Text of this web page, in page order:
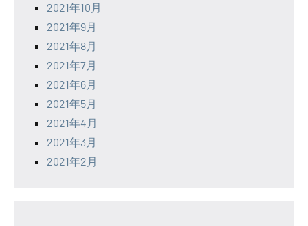
2021年10月
2021年9月
2021年8月
2021年7月
2021年6月
2021年5月
2021年4月
2021年3月
2021年2月